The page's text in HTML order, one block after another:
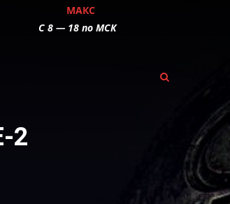
МАКС
C 8 — 18 по МСК
2